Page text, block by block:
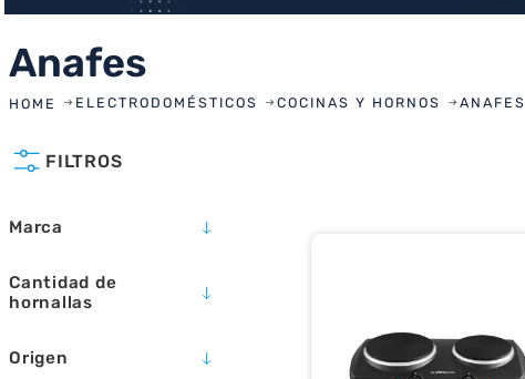
Anafes
ELECTRODOMÉSTICOS COCINAS Y HORNOS ANAFES
FILTROS
Marca
KANJI
SAMSUNG
Cantidad de
hornallas
2
Origen
5. microondas